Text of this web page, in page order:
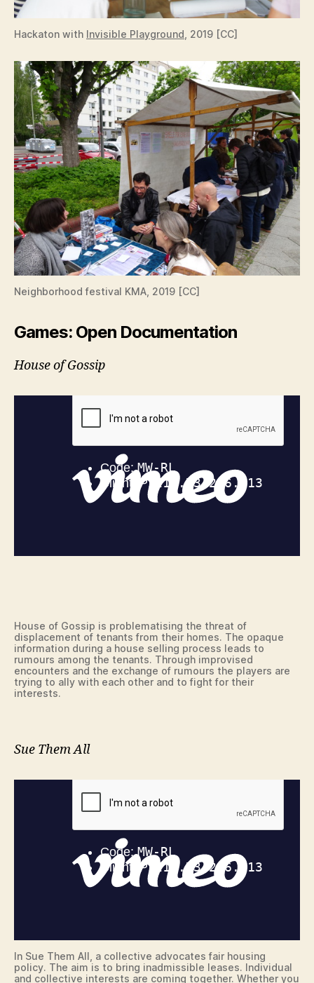
Hackaton with Invisible Playground , 2019 [CC]
Neighborhood festival KMA, 2019 [CC]
Games: Open Documentation
House of Gossip
House of Gossip is problematising the threat of
displacement of tenants from their homes. The opaque
information during a house selling process leads to
rumours among the tenants. Through improvised
encounters and the exchange of rumours the players are
trying to ally with each other and to fight for their
interests.
Sue Them All
In Sue Them All, a collective advocates fair housing
policy. The aim is to bring inadmissible leases. Individual
and collective interests are coming together. Whether you